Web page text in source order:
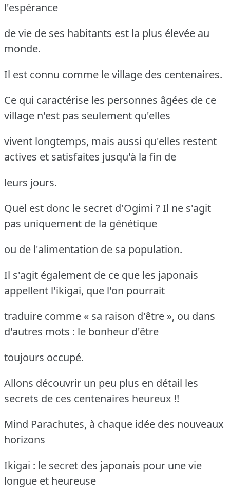
l'espérance
de vie de ses habitants est la plus élevée au
monde.
Il est connu comme le village des centenaires.
Ce qui caractérise les personnes âgées de ce
village n'est pas seulement qu'elles
vivent longtemps, mais aussi qu'elles restent
actives et satisfaites jusqu'à la fin de
leurs jours.
Quel est donc le secret d'Ogimi ? Il ne s'agit
pas uniquement de la génétique
ou de l'alimentation de sa population.
Il s'agit également de ce que les japonais
appellent l'ikigai, que l'on pourrait
traduire comme « sa raison d'être », ou dans
d'autres mots : le bonheur d'être
toujours occupé.
Allons découvrir un peu plus en détail les
secrets de ces centenaires heureux !!
Mind Parachutes, à chaque idée des nouveaux
horizons
Ikigai : le secret des japonais pour une vie
longue et heureuse